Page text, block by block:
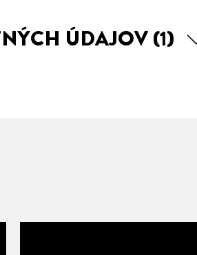
ÚDAJOV(1)